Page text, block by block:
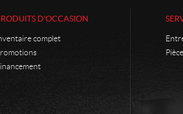
D'OCCASION
complet